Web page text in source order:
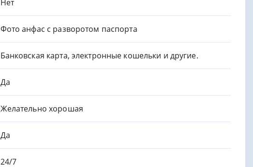
Нет
Фото анфас с разворотом паспорта
Банковская карта, электронные кошельки и другие.
Да
Желательно хорошая
Да
24/7